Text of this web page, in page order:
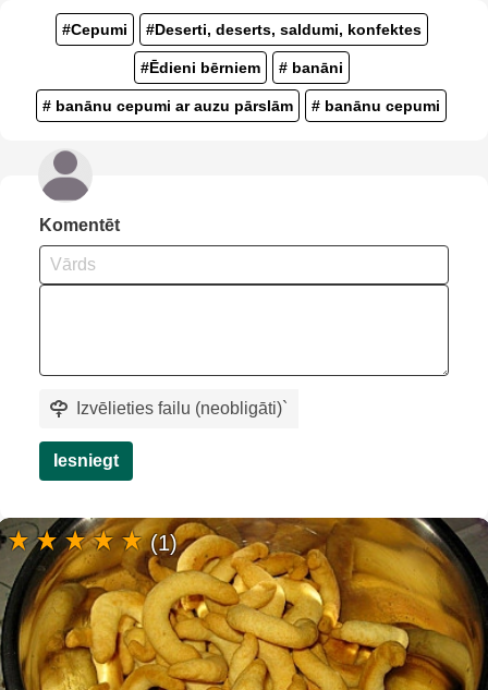
#Cepumi #Deserti, deserts, saldumi, konfektes
#Ēdieni bērniem # banāni
# banānu cepumi ar auzu pārslām # banānu cepumi
Komentēt
Izvēlieties failu (neobligāti)`
Iesniegt
(1)